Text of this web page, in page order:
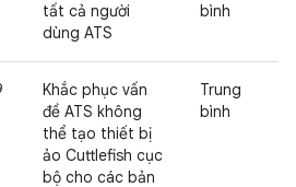
tất cả người
dùng ATS
bình
Khắc phục vấn
đề ATS không
thể tạo thiết bị
ảo Cuttlefish cục
bộ cho các bản
Trung
bình